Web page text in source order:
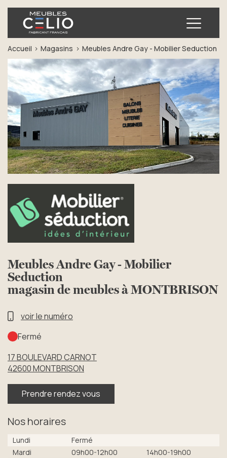
Accueil Magasins Meubles Andre Gay - Mobilier Seduction
Meubles Andre Gay - Mobilier
Seduction
magasin de meubles à MONTBRISON
voir le numéro
Fermé
17 BOULEVARD CARNOT
42600MONTBRISON
Prendre rendez vous
Nos horaires
Lundi
Fermé
Mardi
09h00-12h00
14h00-19h00